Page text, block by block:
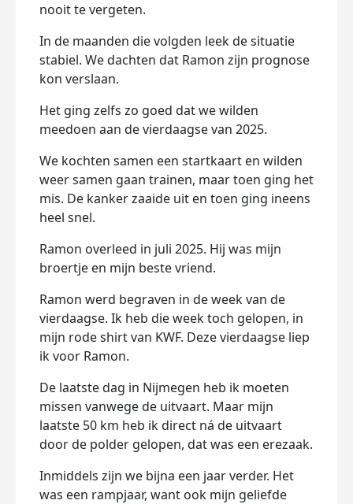
nooit te vergeten.
In de maanden die volgden leek de situatie
stabiel. We dachten dat Ramon zijn prognose
kon verslaan.
Het ging zelfs zo goed dat we wilden
meedoen aan de vierdaagse van 2025.
We kochten samen een startkaart en wilden
weer samen gaan trainen, maar toen ging het
mis. De kanker zaaide uit en toen ging ineens
heel snel.
Ramon overleed in juli 2025. Hij was mijn
broertje en mijn beste vriend.
Ramon werd begraven in de week van de
vierdaagse. Ik heb die week toch gelopen, in
mijn rode shirt van KWF. Deze vierdaagse liep
ik voor Ramon.
De laatste dag in Nijmegen heb ik moeten
missen vanwege de uitvaart. Maar mijn
laatste 50 km heb ik direct ná de uitvaart
door de polder gelopen, dat was een erezaak.
Inmiddels zijn we bijna een jaar verder. Het
was een rampjaar, want ook mijn geliefde